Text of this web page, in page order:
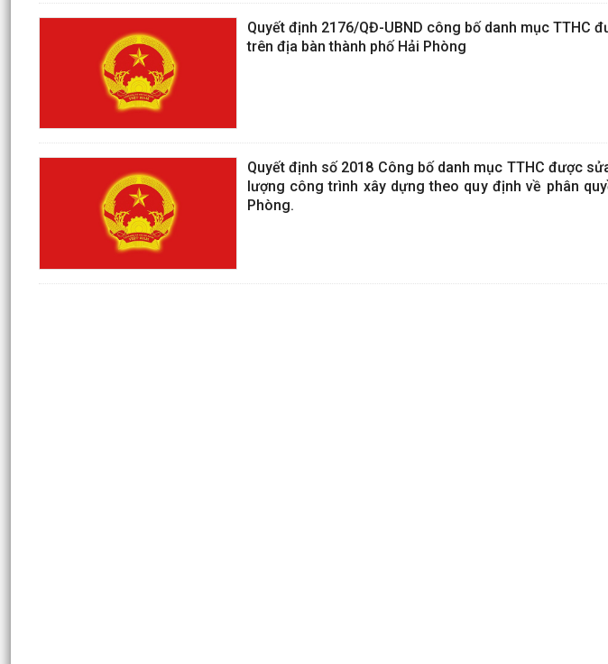
Quyết định 2176/QĐ-UBND công bố danh mục TTHC
trên địa bàn thành phố Hải Phòng
Quyết định số 2018 Công bố danh mục TTHC được
lượng công trình xây dựng theo quy định về phân
Phòng.